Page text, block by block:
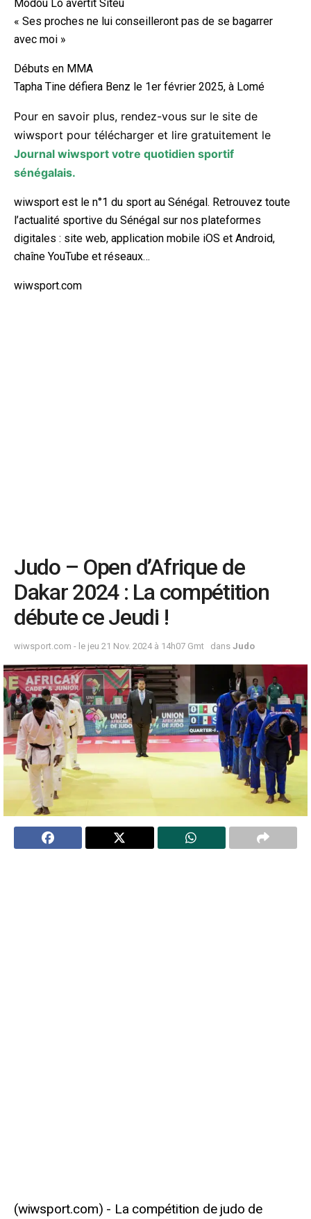
Modou Lô avertit Siteu
« Ses proches ne lui conseilleront pas de se bagarrer
avec moi »
Débuts en MMA
Tapha Tine défiera Benz le 1er février 2025, à Lomé
Pour en savoir plus, rendez-vous sur le site de
wiwsport pour télécharger et lire gratuitement le
Journal wiwsport votre quotidien sportif
sénégalais.
wiwsport est le n°1 du sport au Sénégal. Retrouvez toute
l’actualité sportive du Sénégal sur nos plateformes
digitales : site web, application mobile iOS et Android,
chaîne YouTube et réseaux…
wiwsport.com
Judo – Open d’Afrique de
Dakar 2024 : La compétition
débute ce Jeudi !
wiwsport.com - le jeu 21 Nov. 2024 à 14h07 Gmt dans Judo
La compétition de judo de